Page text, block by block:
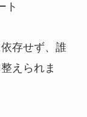
ト
存せず、誰
えられま